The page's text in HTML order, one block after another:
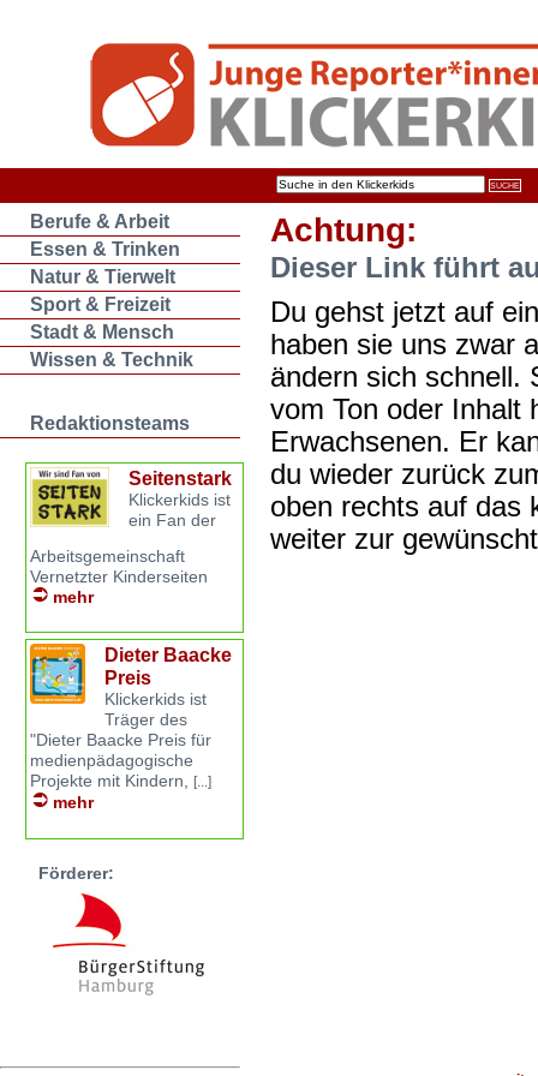
Berufe & Arbeit
Essen & Trinken
Natur & Tierwelt
Sport & Freizeit
Stadt & Mensch
Wissen & Technik
Redaktionsteams
Seitenstark
Klickerkids ist
ein Fan der
Arbeitsgemeinschaft
Vernetzter Kinderseiten
mehr
Dieter Baacke
Preis
Klickerkids ist
Träger des
"Dieter Baacke Preis für
medienpädagogische
Projekte mit Kindern, [...]
mehr
Förderer:
Achtung:
Dieser Link führt
Du gehst jetzt auf
haben sie uns zwar
ändern sich schnell.
vom Ton oder Inhalt
Erwachsenen. Er
du wieder zurück
oben rechts auf das
weiter zur